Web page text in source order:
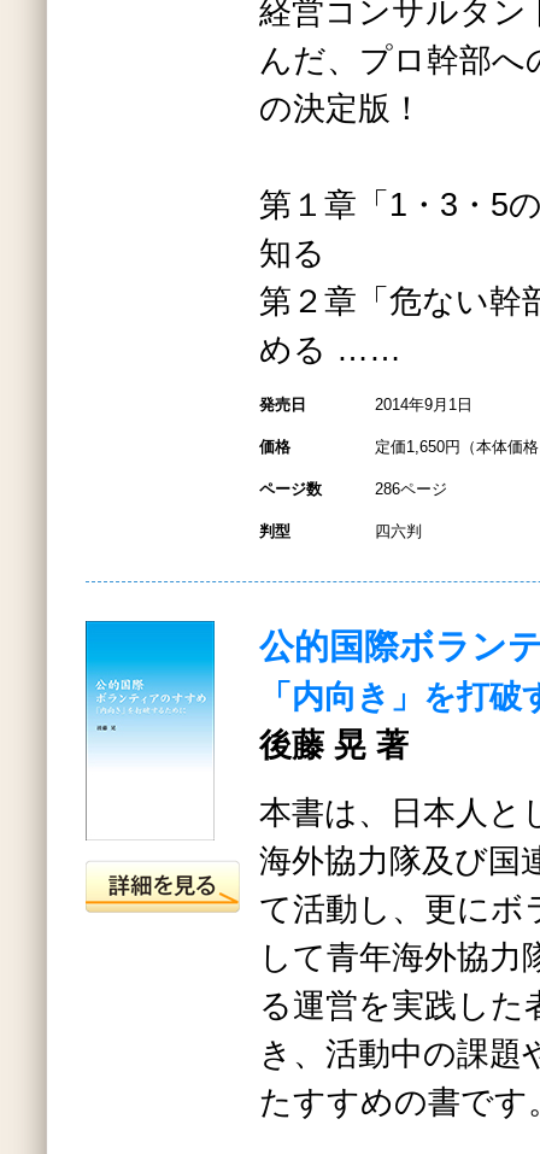
経営コンサルタン
んだ、プロ幹部へ
の決定版！
第１章「1・3・5
知る
第２章「危ない幹
める ……
発売日 2014年9月1日
価格 定価1,650円（本体価
ページ数 286ページ
判型 四六判
公的国際ボラン
「内向き」を打
後藤 晃 著
本書は、日本人と
海外協力隊及び国
て活動し、更にボ
して青年海外協力
る運営を実践した
き、活動中の課題
たすすめの書です